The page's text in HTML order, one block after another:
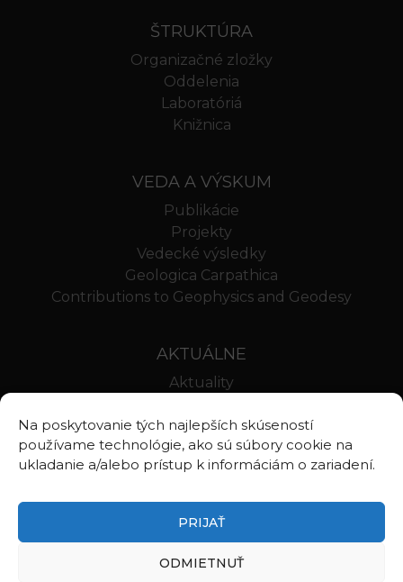
Na poskytovanie tých najlepších skúseností
používame technológie, ako sú súbory cookie na
ukladanie a/alebo prístup k informáciám o zariadení.
PRIJAŤ
ODMIETNUŤ
ŠTRUKTÚRA
Organizačné zložky
Oddelenia
Laboratóriá
Knižnica
VEDA A VÝSKUM
Publikácie
Projekty
Vedecké výsledky
Geologica Carpathica
Contributions to Geophysics and Geodesy
AKTUÁLNE
Aktuality
Stravovanie SAV
Webmail BA
Webmail BB